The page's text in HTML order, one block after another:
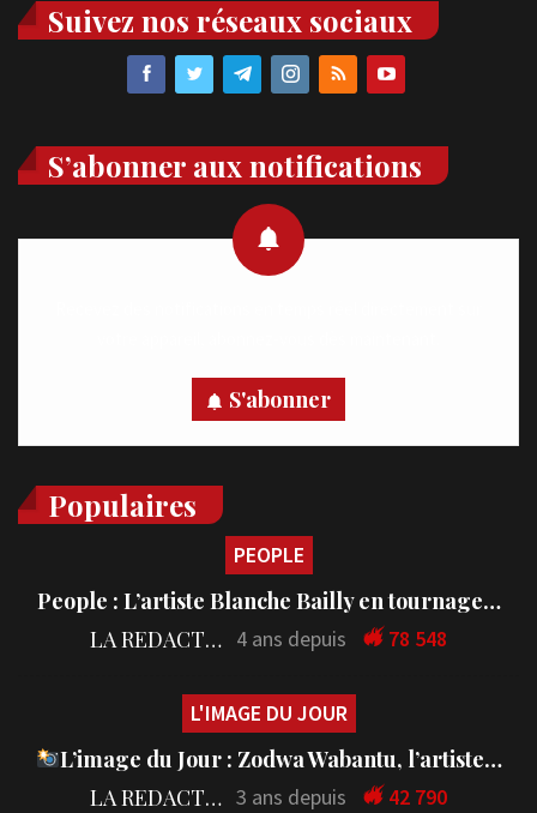
Suivez nos réseaux sociaux
S’abonner aux notifications
S'abonner
Populaires
PEOPLE
People : L’artiste Blanche Bailly en tournage…
LA REDACTION 4 ans depuis 78 548
L'IMAGE DU JOUR
L’image du Jour : Zodwa Wabantu, l’artiste…
LA REDACTION 3 ans depuis 42 790